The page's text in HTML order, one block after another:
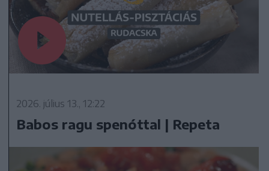
2026. július 13., 12:22
Babos ragu spenóttal | Repeta